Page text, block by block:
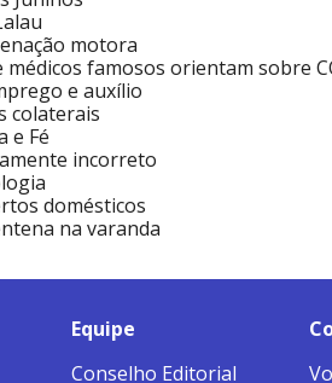
motora
médicos famosos orientam sobre
e auxílio
colaterais
e Fé
incorreto
domésticos
na varanda
Equipe
Conselho Editorial